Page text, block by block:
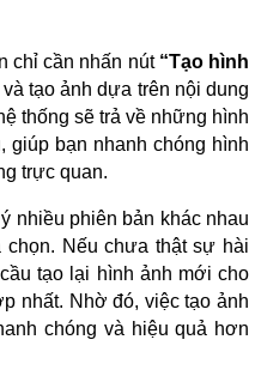
chỉ cần nhấn nút “Tạo hình
tạo ảnh dựa trên nội dung
thống sẽ trả về những hình
bạn nhanh chóng hình
trực quan.
nhiều phiên bản khác nhau
Nếu chưa thật sự hài
tạo lại hình ảnh mới cho
nhất. Nhờ đó, việc tạo ảnh
chóng và hiệu quả hơn